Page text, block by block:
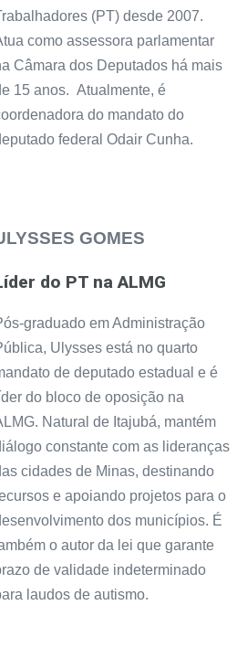
(PT) desde 2007.
como assessora parlamentar
Câmara dos Deputados há mais
15 anos. Atualmente, é
do mandato do
federal Odair Cunha.
GOMES
do PT na ALMG
graduado em Administração
Ulysses está no quarto
de deputado estadual e é
do bloco de oposição na
Natural de Itajubá, mantém
constante com as lideranças
cidades de Minas, destinando
e apoiando projetos para o
dos municípios. É
o autor da lei que garante
de validade indeterminado
laudos de autismo.